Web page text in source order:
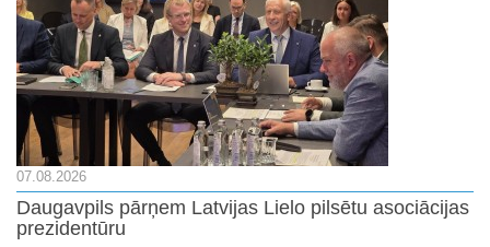
07.08.2026
Daugavpils pārņem Latvijas Lielo pilsētu asociācijas
prezidentūru